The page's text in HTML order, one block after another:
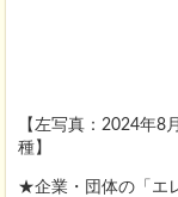
【左写真：2024年8
種】
★企業・団体の「エ